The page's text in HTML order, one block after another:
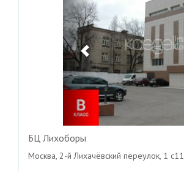
БЦ Лихоборы
Москва, 2-й Лихачёвский переулок, 1 с11